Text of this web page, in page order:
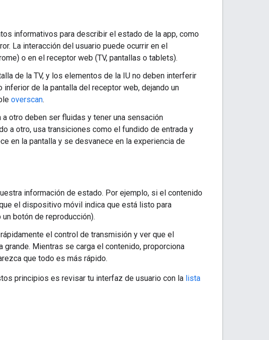
informativos para describir el estado de la app, como
La interacción del usuario puede ocurrir en el
o en el receptor web (TV, pantallas o tablets).
de la TV, y los elementos de la IU no deben interferir
inferior de la pantalla del receptor web, dejando un
overscan.
otro deben ser fluidas y tener una sensación
a otro, usa transiciones como el fundido de entrada y
en la pantalla y se desvanece en la experiencia de
información de estado. Por ejemplo, si el contenido
el dispositivo móvil indica que está listo para
botón de reproducción).
el control de transmisión y ver que el
grande. Mientras se carga el contenido, proporciona
que todo es más rápido.
principios es revisar tu interfaz de usuario con la lista